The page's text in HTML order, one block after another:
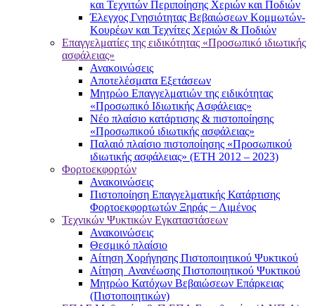
και Τεχνιτών Περιποίησης Χεριών και Ποδιών
Έλεγχος Γνησιότητας Βεβαιώσεων Κομμωτών-
Κουρέων και Τεχνίτες Χεριών & Ποδιών
Επαγγελματίες της ειδικότητας «Προσωπικό ιδιωτικής
ασφάλειας»
Ανακοινώσεις
Αποτελέσματα Εξετάσεων
Μητρώο Επαγγελματιών της ειδικότητας
«Προσωπικό Ιδιωτικής Ασφάλειας»
Νέο πλαίσιο κατάρτισης & πιστοποίησης
«Προσωπικού ιδιωτικής ασφάλειας»
Παλαιό πλαίσιο πιστοποίησης «Προσωπικού
ιδιωτικής ασφάλειας» (ΕΤΗ 2012 – 2023)
Φορτοεκφορτών
Ανακοινώσεις
Πιστοποίηση Επαγγελματικής Κατάρτισης
Φορτοεκφορτωτών Ξηράς − Λιμένος
Τεχνικών Ψυκτικών Εγκαταστάσεων
Ανακοινώσεις
Θεσμικό πλαίσιο
Αίτηση Χορήγησης Πιστοποιητικού Ψυκτικού
Αίτηση Ανανέωσης Πιστοποιητικού Ψυκτικού
Μητρώο Κατόχων Βεβαιώσεων Επάρκειας
(Πιστοποιητικών)